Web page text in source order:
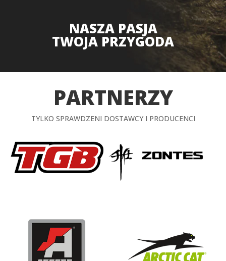
NASZA PASJA
TWOJA PRZYGODA
PARTNERZY
TYLKO SPRAWDZENI DOSTAWCY I PRODUCENCI